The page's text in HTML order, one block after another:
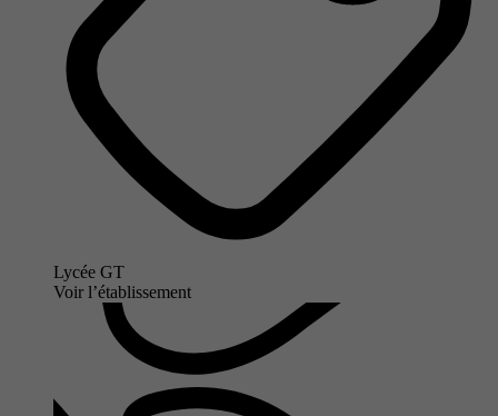
Lycée GT
Voir l’établissement